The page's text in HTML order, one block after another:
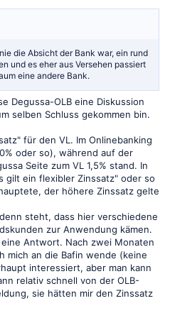
die Absicht der Bank war, ein rund
und es eher aus Versehen passiert
eine andere Bank.
Degussa-OLB eine Diskussion
selben Schluss gekommen bin.
für den VL. Im Onlinebanking
oder so), während auf der
Seite zum VL 1,5% stand. In
gilt ein flexibler Zinssatz" oder so
der höhere Zinssatz gelte
steht, dass hier verschiedene
zur Anwendung kämen.
Antwort. Nach zwei Monaten
mich an die Bafin wende (keine
interessiert, aber man kann
relativ schnell von der OLB-
sie hätten mir den Zinssatz